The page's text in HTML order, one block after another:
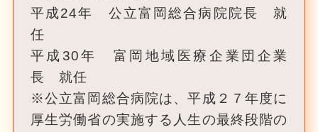
平成24年 公立富岡総合病院院長 就
任
平成30年 富岡地域医療企業団企業
長 就任
※公立富岡総合病院は、平成２７年度に
厚生労働省の実施する人生の最終段階の